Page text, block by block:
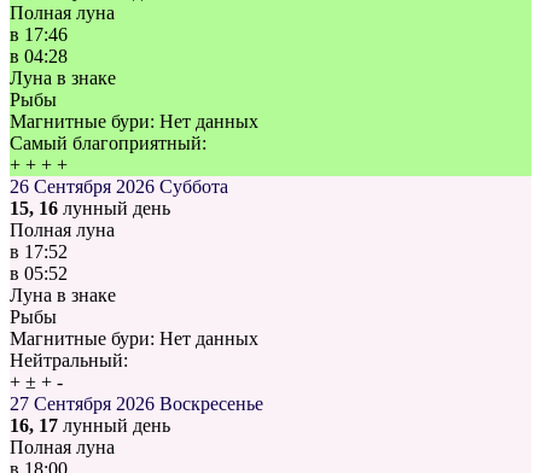
Полная луна
в 17:46
в 04:28
Луна в знаке
Рыбы
Магнитные бури: Нет данных
Самый благоприятный:
+ + + +
26 Сентября 2026 Суббота
15, 16 лунный день
Полная луна
в 17:52
в 05:52
Луна в знаке
Рыбы
Магнитные бури: Нет данных
Нейтральный:
+ ± + -
27 Сентября 2026 Воскресенье
16, 17 лунный день
Полная луна
в 18:00